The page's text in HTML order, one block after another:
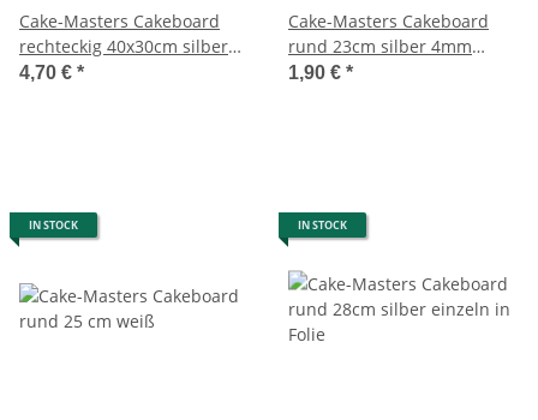
Cake-Masters Cakeboard
rechteckig 40x30cm silber
4mm
4,70 € *
Cake-Masters Cakeboard
rund 23cm silber 4mm
einzeln in Folie
1,90 € *
IN STOCK IN STOCK